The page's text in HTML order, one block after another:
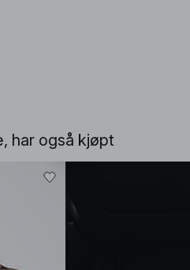
har også kjøpt